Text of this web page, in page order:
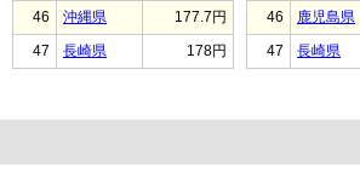
46 沖縄県
177.7円
47
長崎県 178円
46 鹿児島県
47
長崎県